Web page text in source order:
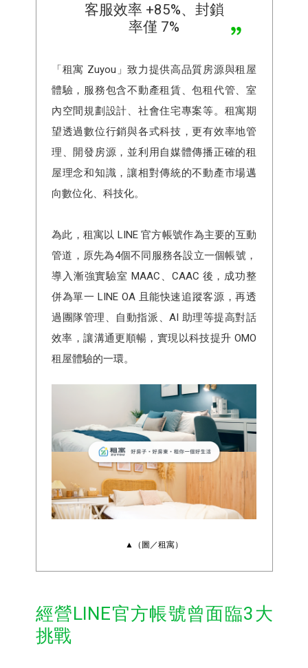
客服效率 +85%、封鎖
率僅 7%
「租寓 Zuyou」致力提供高品質房源與租屋
體驗，服務包含不動產租賃、包租代管、室
內空間規劃設計、社會住宅專案等。租寓期
望透過數位行銷與各式科技，更有效率地管
理、開發房源，並利用自媒體傳播正確的租
屋理念和知識，讓相對傳統的不動產市場邁
向數位化、科技化。
為此，租寓以 LINE 官方帳號作為主要的互動
管道，原先為4個不同服務各設立一個帳號，
導入漸強實驗室 MAAC、CAAC 後，成功整
併為單一 LINE OA 且能快速追蹤客源，再透
過團隊管理、自動指派、AI 助理等提高對話
效率，讓溝通更順暢，實現以科技提升 OMO
租屋體驗的一環。
▲（圖／租寓）
經營LINE官方帳號曾面臨3大
挑戰